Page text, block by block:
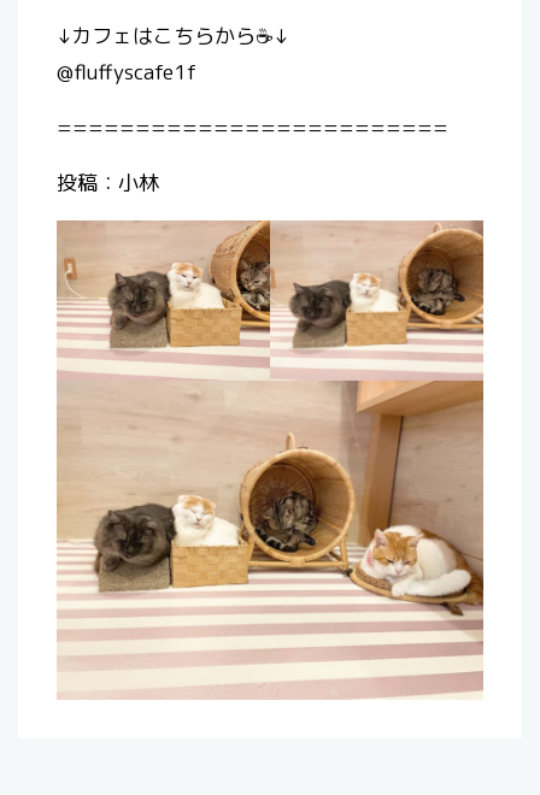
↓カフェはこちらから☕️↓
@fluffyscafe1f
=========================
投稿：小林